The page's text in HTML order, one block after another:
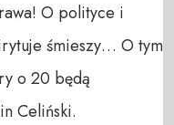
O polityce i
śmieszy… O tym
o 20 będą
Celiński.